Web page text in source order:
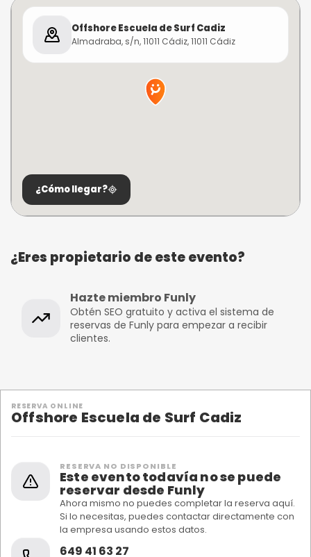
Offshore Escuela de Surf Cadiz
Almadraba, s/n, 11011 Cádiz, 11011 Cádiz
¿Cómo llegar?
¿Eres propietario de este evento?
Hazte miembro Funly
Obtén SEO gratuito y activa el sistema de
reservas de Funly para empezar a recibir
clientes.
RESERVA ONLINE
Offshore Escuela de Surf Cadiz
RESERVA NO DISPONIBLE
Este evento todavía no se puede
reservar desde Funly
Ahora mismo no puedes completar la reserva aquí.
Si lo necesitas, puedes contactar directamente con
la empresa usando estos datos.
649 41 63 27